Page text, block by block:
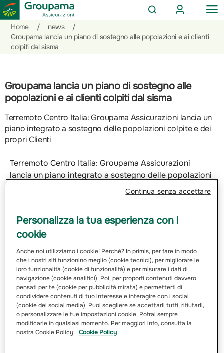
Salta
contenuto
prodotti
sezione
Privati
alle
azioni
CERCA
AREA
CLIENTI
Home
/ news
/
Groupama lancia un piano di sostegno alle popolazioni e ai clienti
colpiti dal sisma
Groupama lancia un piano di sostegno alle
popolazioni e ai clienti colpiti dal sisma
Terremoto Centro Italia: Groupama Assicurazioni lancia un
piano integrato a sostegno delle popolazioni colpite e dei
propri Clienti
Terremoto Centro Italia: Groupama Assicurazioni
lancia un piano integrato a sostegno delle popolazioni
beni di prima necessità per supportare i Clienti e la
popolazione dei territori colpiti.
Groupama Assicurazioni esprime la vicinanza e il
sostegno tangibile alle popolazioni del Centro Italia
colpite dal terremoto del 24 agosto, in primis alla
propria rete agenziale e ai suoi clienti, e vara un piano
integrato di azioni straordinario, articolato nel breve e
medio termine.
Per i propri Clienti coinvolti negli eventi la Compagnia,
insieme alla sua Rete di Agenti, in linea con la missione
Personalizza la tua esperienza con i
cookie
Anche noi utilizziamo i cookie! Perché? In primis, per fare in modo
che i nostri siti funzionino meglio (cookie tecnici), per migliorare le
loro funzionalità (cookie di funzionalità) e per misurare i dati di
navigazione (cookie analitici). Poi, per proporti contenuti davvero
pensati per te (cookie per pubblicità mirata) e permetterti di
condividere contenuti di tuo interesse e interagire con i social
(cookie dei social media). Puoi scegliere se accettarli tutti, rifiutarli,
o personalizzare le tue impostazioni cookie. Potrai sempre
modificarle in qualsiasi momento. Per maggiori info, consulta la
nostra Cookie Policy. Cookie Policy
Continua senza accettare